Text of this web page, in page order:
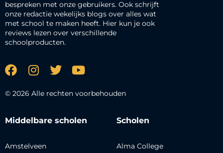
bespreken met onze gebruikers. Ook schrijft
onze redactie wekelijks blogs over alles wat
met school te maken heeft. Hier kun je ook
reviews lezen over verschillende
schoolproducten.
© 2026 Alle rechten voorbehouden
Middelbare scholen
Amstelveen
Scholen
Alma College